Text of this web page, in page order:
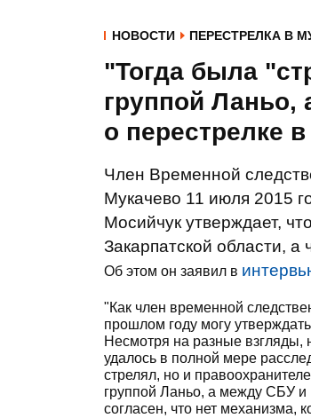
НОВОСТИ ПЕРЕСТРЕЛКА В
"Тогда была
группой
о перестрелке
Член Временной
Мукачево 11 июля 2015
Мосийчук утверждает,
Закарпатской области, а
Об этом он заявил в
"Как член временной
прошлом году могу
Несмотря на разные взгляды,
удалось в полной мере
стрелял, но и
группой Ланьо, а между СБУ
согласен, что нет